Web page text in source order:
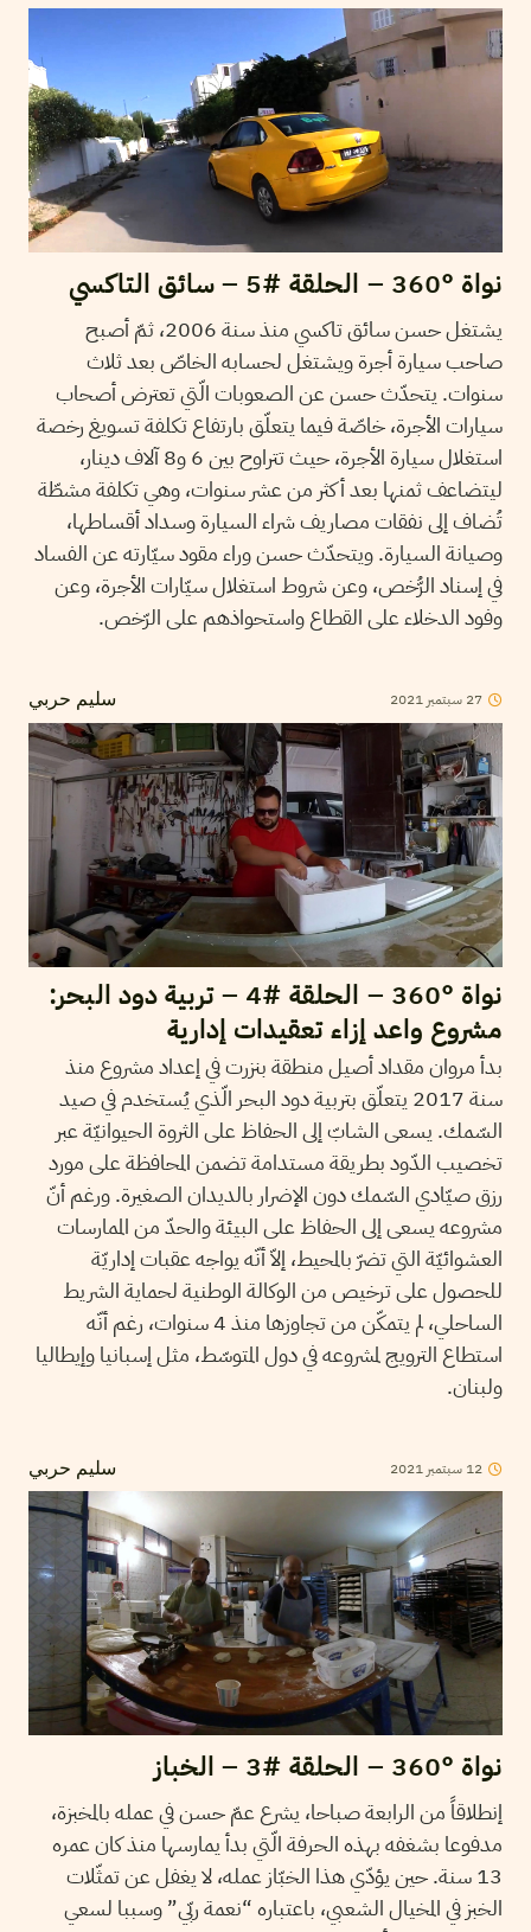
نواة °360 – الحلقة #5 – سائق التاكسي
يشتغل حسن سائق تاكسي منذ سنة 2006، ثمّ أصبح
صاحب سيارة أجرة ويشتغل لحسابه الخاصّ بعد ثلاث
سنوات. يتحدّث حسن عن الصعوبات الّتي تعترض أصحاب
سيارات الأجرة، خاصّة فيما يتعلّق بارتفاع تكلفة تسويغ رخصة
استغلال سيارة الأجرة، حيث تتراوح بين 6 و8 آلاف دينار،
ليتضاعف ثمنها بعد أكثر من عشر سنوات، وهي تكلفة مشطّة
تُضاف إلى نفقات مصاريف شراء السيارة وسداد أقساطها،
وصيانة السيارة. ويتحدّث حسن وراء مقود سيّارته عن الفساد
في إسناد الرُّخص، وعن شروط استغلال سيّارات الأجرة، وعن
وفود الدخلاء على القطاع واستحواذهم على الرّخص.
سليم حربي 27 سبتمبر 2021
نواة °360 – الحلقة #4 – تربية دود البحر:
مشروع واعد إزاء تعقيدات إدارية
بدأ مروان مقداد أصيل منطقة بنزرت في إعداد مشروع منذ
سنة 2017 يتعلّق بتربية دود البحر الّذي يُستخدم في صيد
السّمك. يسعى الشابّ إلى الحفاظ على الثروة الحيوانيّة عبر
تخصيب الدّود بطريقة مستدامة تضمن المحافظة على مورد
رزق صيّادي السّمك دون الإضرار بالديدان الصغيرة. ورغم أنّ
مشروعه يسعى إلى الحفاظ على البيئة والحدّ من الممارسات
العشوائيّة التي تضرّ بالمحيط، إلاّ أنّه يواجه عقبات إداريّة
للحصول على ترخيص من الوكالة الوطنية لحماية الشريط
الساحلي، لم يتمكّن من تجاوزها منذ 4 سنوات، رغم أنّه
استطاع الترويج لمشروعه في دول المتوسّط، مثل إسبانيا وإيطاليا
ولبنان.
سليم حربي 12 سبتمبر 2021
نواة °360 – الحلقة #3 – الخباز
إنطلاقاً من الرابعة صباحا، يشرع عمّ حسن في عمله بالمخبزة،
مدفوعا بشغفه بهذه الحرفة الّتي بدأ يمارسها منذ كان عمره
13 سنة. حين يؤدّي هذا الخبّاز عمله، لا يغفل عن تمثّلات
الخبز في المخيال الشعبي، باعتباره “نعمة ربّي” وسببا لسعي